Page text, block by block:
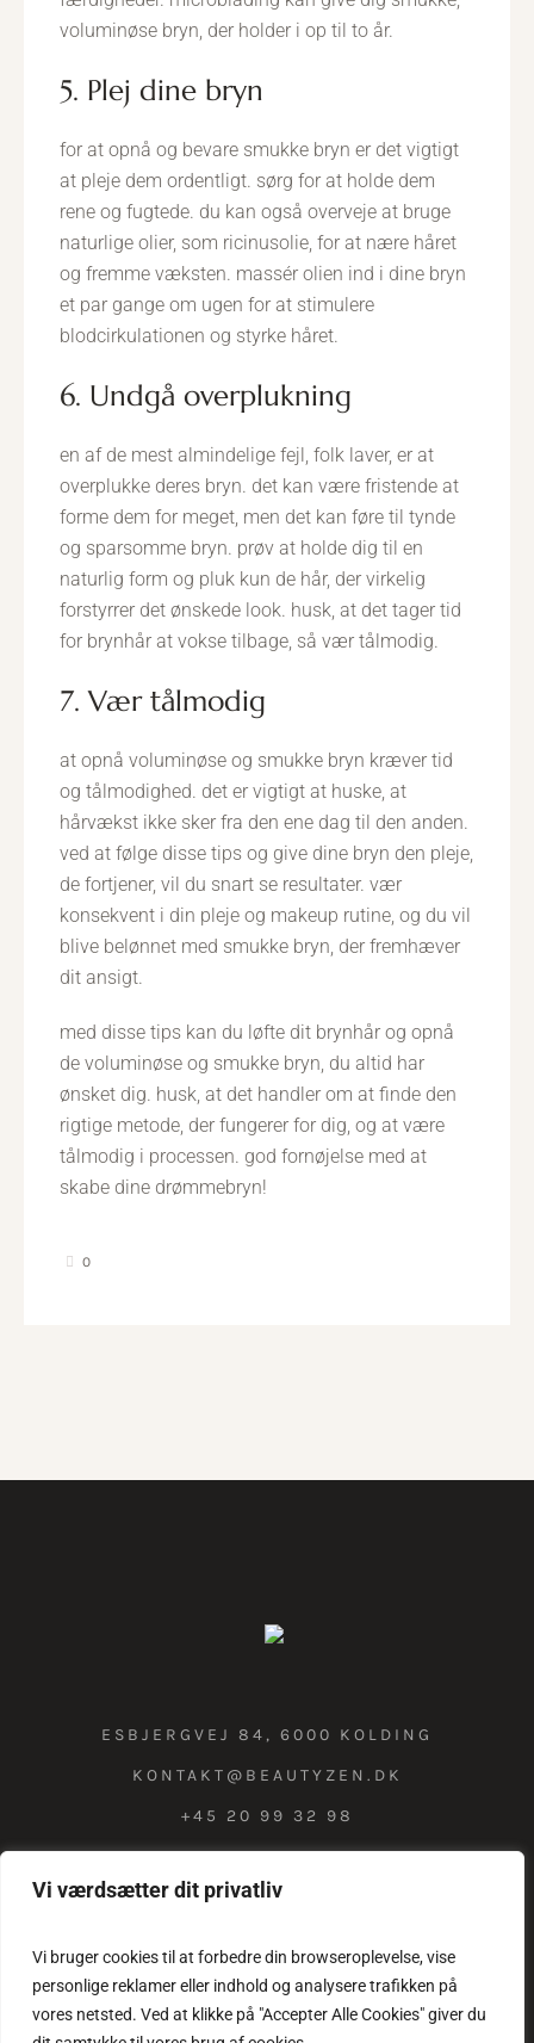
Vi værdsætter dit privatliv
Vi bruger cookies til at forbedre din browseroplevelse, vise
personlige reklamer eller indhold og analysere trafikken på
vores netsted. Ved at klikke på "Accepter Alle Cookies" giver du
voluminøse bryn, der holder i op til to år.
5. Plej dine bryn
for at opnå og bevare smukke bryn er det vigtigt
at pleje dem ordentligt. sørg for at holde dem
rene og fugtede. du kan også overveje at bruge
naturlige olier, som ricinusolie, for at nære håret
og fremme væksten. massér olien ind i dine bryn
et par gange om ugen for at stimulere
blodcirkulationen og styrke håret.
6. Undgå overplukning
en af de mest almindelige fejl, folk laver, er at
overplukke deres bryn. det kan være fristende at
forme dem for meget, men det kan føre til tynde
og sparsomme bryn. prøv at holde dig til en
naturlig form og pluk kun de hår, der virkelig
forstyrrer det ønskede look. husk, at det tager tid
for brynhår at vokse tilbage, så vær tålmodig.
7. Vær tålmodig
at opnå voluminøse og smukke bryn kræver tid
og tålmodighed. det er vigtigt at huske, at
hårvækst ikke sker fra den ene dag til den anden.
ved at følge disse tips og give dine bryn den pleje,
de fortjener, vil du snart se resultater. vær
konsekvent i din pleje og makeup rutine, og du vil
blive belønnet med smukke bryn, der fremhæver
dit ansigt.
med disse tips kan du løfte dit brynhår og opnå
de voluminøse og smukke bryn, du altid har
ønsket dig. husk, at det handler om at finde den
rigtige metode, der fungerer for dig, og at være
tålmodig i processen. god fornøjelse med at
skabe dine drømmebryn!
0
ESBJERGVEJ 84, 6000 KOLDING
KONTAKT@BEAUTYZEN.DK
+45 20 99 32 98
COOKIE & PRIVATLIVSPOLITIK